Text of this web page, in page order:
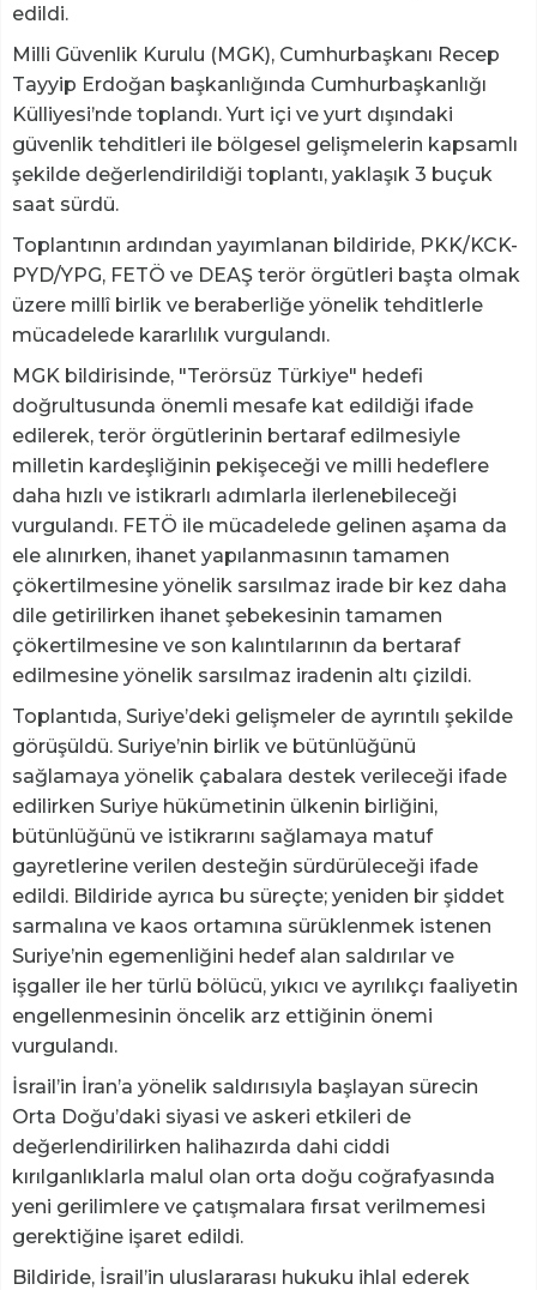
edildi.
Milli Güvenlik Kurulu (MGK), Cumhurbaşkanı Recep
Tayyip Erdoğan başkanlığında Cumhurbaşkanlığı
Külliyesi’nde toplandı. Yurt içi ve yurt dışındaki
güvenlik tehditleri ile bölgesel gelişmelerin kapsamlı
şekilde değerlendirildiği toplantı, yaklaşık 3 buçuk
saat sürdü.
Toplantının ardından yayımlanan bildiride, PKK/KCK-
PYD/YPG, FETÖ ve DEAŞ terör örgütleri başta olmak
üzere millî birlik ve beraberliğe yönelik tehditlerle
mücadelede kararlılık vurgulandı.
MGK bildirisinde, "Terörsüz Türkiye" hedefi
doğrultusunda önemli mesafe kat edildiği ifade
edilerek, terör örgütlerinin bertaraf edilmesiyle
milletin kardeşliğinin pekişeceği ve milli hedeflere
daha hızlı ve istikrarlı adımlarla ilerlenebileceği
vurgulandı. FETÖ ile mücadelede gelinen aşama da
ele alınırken, ihanet yapılanmasının tamamen
çökertilmesine yönelik sarsılmaz irade bir kez daha
dile getirilirken ihanet şebekesinin tamamen
çökertilmesine ve son kalıntılarının da bertaraf
edilmesine yönelik sarsılmaz iradenin altı çizildi.
Toplantıda, Suriye’deki gelişmeler de ayrıntılı şekilde
görüşüldü. Suriye’nin birlik ve bütünlüğünü
sağlamaya yönelik çabalara destek verileceği ifade
edilirken Suriye hükümetinin ülkenin birliğini,
bütünlüğünü ve istikrarını sağlamaya matuf
gayretlerine verilen desteğin sürdürüleceği ifade
edildi. Bildiride ayrıca bu süreçte; yeniden bir şiddet
sarmalına ve kaos ortamına sürüklenmek istenen
Suriye’nin egemenliğini hedef alan saldırılar ve
işgaller ile her türlü bölücü, yıkıcı ve ayrılıkçı faaliyetin
engellenmesinin öncelik arz ettiğinin önemi
vurgulandı.
İsrail’in İran’a yönelik saldırısıyla başlayan sürecin
Orta Doğu’daki siyasi ve askeri etkileri de
değerlendirilirken halihazırda dahi ciddi
kırılganlıklarla malul olan orta doğu coğrafyasında
yeni gerilimlere ve çatışmalara fırsat verilmemesi
gerektiğine işaret edildi.
Bildiride, İsrail’in uluslararası hukuku ihlal ederek